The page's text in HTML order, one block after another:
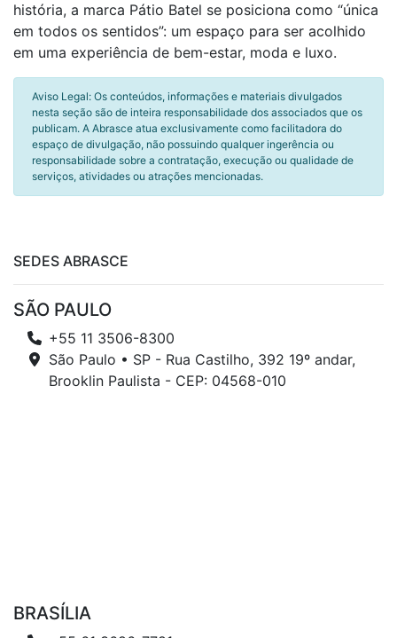
história, a marca Pátio Batel se posiciona como “única
em todos os sentidos”: um espaço para ser acolhido
em uma experiência de bem-estar, moda e luxo.
Aviso Legal: Os conteúdos, informações e materiais divulgados
nesta seção são de inteira responsabilidade dos associados que os
publicam. A Abrasce atua exclusivamente como facilitadora do
espaço de divulgação, não possuindo qualquer ingerência ou
responsabilidade sobre a contratação, execução ou qualidade de
serviços, atividades ou atrações mencionadas.
SEDES ABRASCE
SÃO PAULO
+55 11 3506-8300
São Paulo • SP - Rua Castilho, 392 19º andar,
Brooklin Paulista - CEP: 04568-010
BRASÍLIA